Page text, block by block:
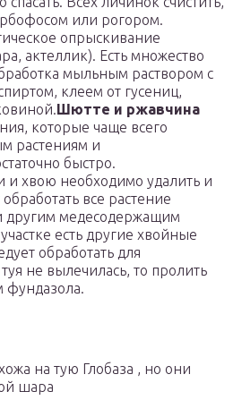
или рогором.
опрыскивание
актеллик). Есть множество
мыльным раствором с
клеем от гусениц,
Шютте и ржавчина
которые чаще всего
растениям и
быстро.
и хвою необходимо удалить и
все растение
другим медесодержащим
есть другие хвойные
обработать для
не вылечилась, то пролить
фундазола.
на тую Глобаза , но они
шара